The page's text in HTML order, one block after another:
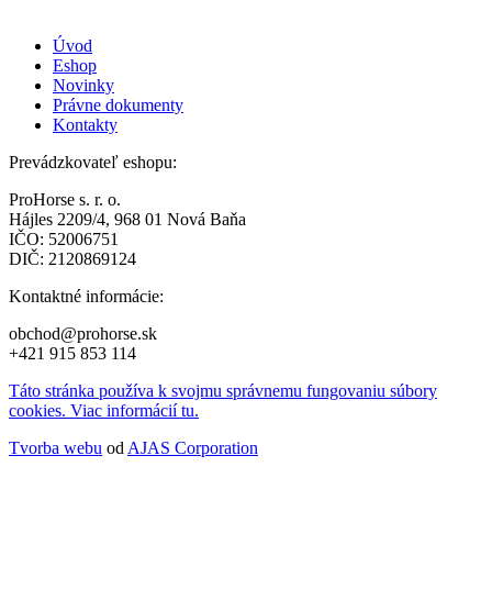
Úvod
Eshop
Novinky
Právne dokumenty
Kontakty
Prevádzkovateľ eshopu:
ProHorse s. r. o.
Hájles 2209/4, 968 01 Nová Baňa
IČO: 52006751
DIČ: 2120869124
Kontaktné informácie:
obchod@prohorse.sk
+421 915 853 114
Táto stránka používa k svojmu správnemu fungovaniu súbory
cookies. Viac informácií tu.
Tvorba webu od AJAS Corporation